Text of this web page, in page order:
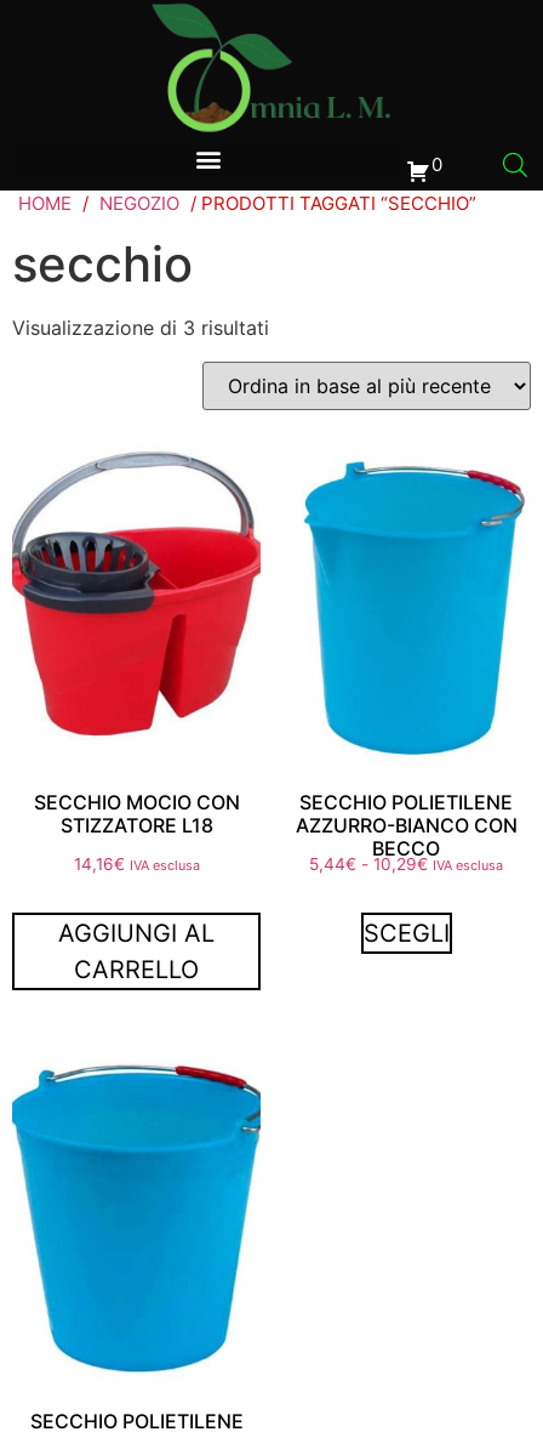
0
HOME / NEGOZIO / PRODOTTI TAGGATI “SECCHIO”
secchio
Visualizzazione di 3 risultati
SECCHIO MOCIO CON
STIZZATORE L18
14,16€ IVA esclusa
AGGIUNGI AL
CARRELLO
SECCHIO POLIETILENE
AZZURRO-BIANCO CON
BECCO
5,44€ - 10,29€ IVA esclusa
SCEGLI
SECCHIO POLIETILENE